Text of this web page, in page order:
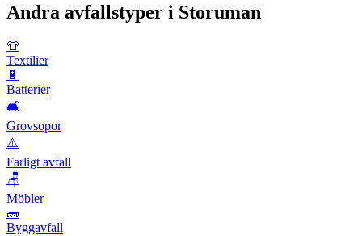
Andra avfallstyper i Storuman
👕
Textilier
🔋
Batterier
🛋️
Grovsopor
⚠️
Farligt avfall
🪑
Möbler
🧱
Byggavfall